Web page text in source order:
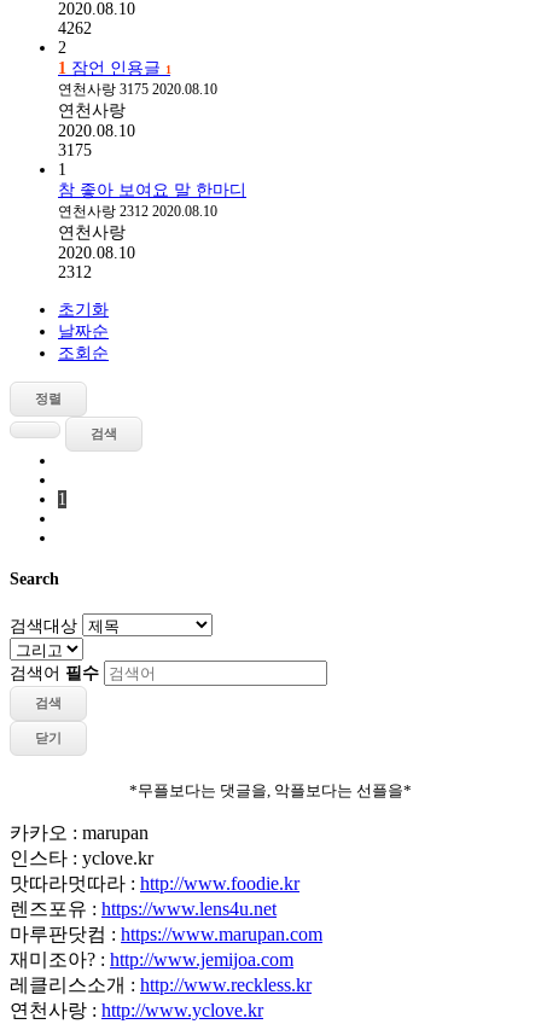
2020.08.10
4262
2
1 잠언 인용글 1
연천사랑 3175 2020.08.10
연천사랑
2020.08.10
3175
1
참 좋아 보여요 말 한마디
연천사랑 2312 2020.08.10
연천사랑
2020.08.10
2312
초기화
날짜순
조회순
정렬
검색
1
Search
검색대상
검색어 필수
검색
닫기
*무플보다는 댓글을, 악플보다는 선플을*
카카오 : marupan
인스타 : yclove.kr
맛따라멋따라 : http://www.foodie.kr
렌즈포유 : https://www.lens4u.net
마루판닷컴 : https://www.marupan.com
재미조아? : http://www.jemijoa.com
레클리스소개 : http://www.reckless.kr
연천사랑 : http://www.yclove.kr